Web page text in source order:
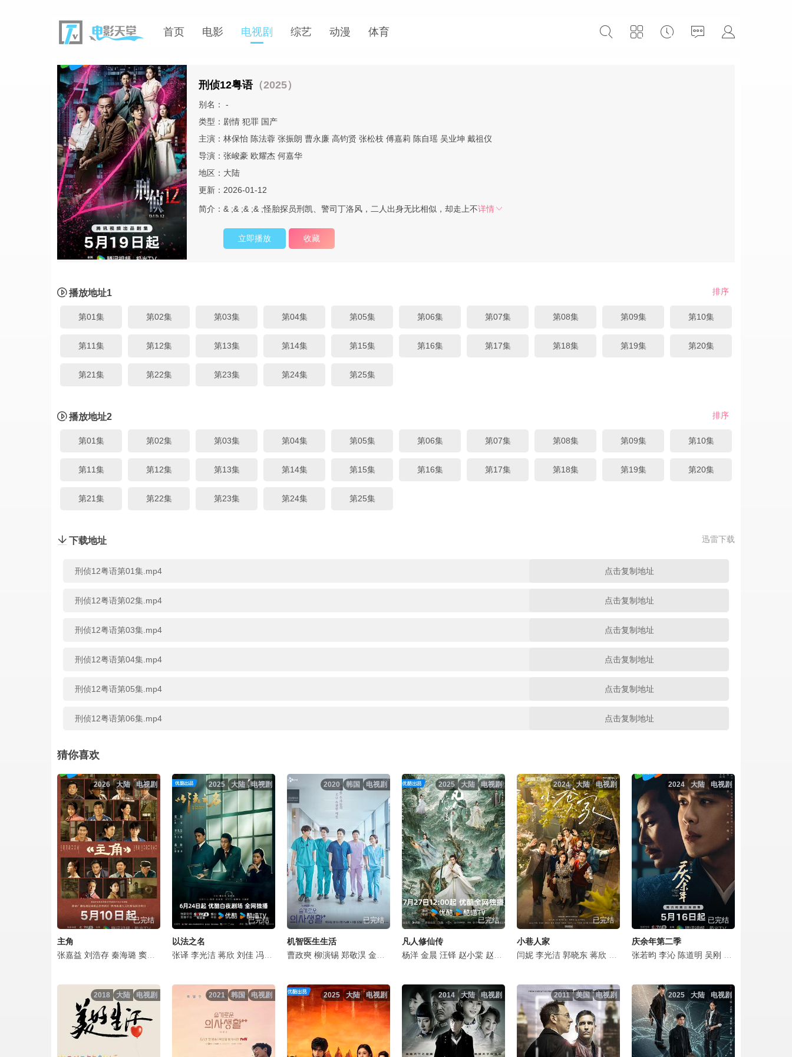
首页 电影 电视剧 综艺 动漫 体育
刑侦12粤语（2025）
别名： -
类型： 剧情 犯罪 国产
主演： 林保怡 陈法蓉 张振朗 曹永廉 高钧贤 张松枝 傅嘉莉 陈自瑶 吴业坤 戴祖仪
导演： 张峻豪 欧耀杰 何嘉华
地区： 大陆
更新：2026-01-12
简介： & ;& ;& ;& ;怪胎探员刑凯、警司丁洛风，二人出身无比相似，却走上不详情
立即播放 收藏
排序
播放地址1
第01集 第02集 第03集 第04集 第05集 第06集 第07集 第08集 第09集 第10集
第11集 第12集 第13集 第14集 第15集 第16集 第17集 第18集 第19集 第20集
第21集 第22集 第23集 第24集 第25集
排序
播放地址2
第01集 第02集 第03集 第04集 第05集 第06集 第07集 第08集 第09集 第10集
第11集 第12集 第13集 第14集 第15集 第16集 第17集 第18集 第19集 第20集
第21集 第22集 第23集 第24集 第25集
迅雷下载
下载地址
刑侦12粤语第01集.mp4 点击复制地址
刑侦12粤语第02集.mp4 点击复制地址
刑侦12粤语第03集.mp4 点击复制地址
刑侦12粤语第04集.mp4 点击复制地址
刑侦12粤语第05集.mp4 点击复制地址
刑侦12粤语第06集.mp4 点击复制地址
刑侦12粤语第07集.mp4
刑侦12粤语第08集.mp4 点击复制地址
刑侦12粤语第09集.mp4 点击复制地址
刑侦12粤语第10集.mp4 点击复制地址
刑侦12粤语第11集.mp4 点击复制地址
刑侦12粤语第12集.mp4 点击复制地址
刑侦12粤语第13集.mp4 点击复制地址
刑侦12粤语第14集.mp4 点击复制地址
刑侦12粤语第15集.mp4 点击复制地址
刑侦12粤语第16集.mp4 点击复制地址
点击复制地址
猜你喜欢
电视剧
大陆
2026
已完结
主角
张嘉益 刘浩存 秦海璐 窦骁 翟子路 王晓晨 扈耀之 王海燕 李泽锋 孙浩 姬他 张国强 王丽坤 石文中 韩沛颖 苗阜
电视剧
大陆
2025
已完结
以法之名
张译 李光洁 蒋欣 刘佳 冯嘉怡 丁勇岱 杨烁 施京明 王劲松 任重 郝平 白冰 董晴 徐梵溪 毛俊杰 宋熹 赵煊 金泽灏 章煜奇 田昊 姬他 颜世魁 林鹏 潘之琳
电视剧
韩国
2020
已完结
机智医生生活
曹政奭 柳演锡 郑敬淏 金大明 田美都 金海淑 金甲洙 丁文晟 申贤彬 文泰佑 金俊翰 河允庆 全光镇 安恩真 金惠仁 崔英俊
电视剧
大陆
2025
已完结
凡人修仙传
杨洋 金晨 汪铎 赵小棠 赵晴 金佳悦 荣梓希 张婉儿 胡宇轩 娜一 陈震 施予斐 李圣佳
电视剧
大陆
2024
已完结
小巷人家
闫妮 李光洁 郭晓东 蒋欣 范丞丞 关晓彤 王安宇 卢昱晓 石云鹏
电视剧
大陆
2024
已完结
庆余年第二季
张若昀 李沁 陈道明 吴刚
电视剧
大陆
2018 电视剧
韩国
2021 电视剧
大陆
2025 电视剧
大陆
2014 电视剧
美国
2011 电视剧
大陆
2025